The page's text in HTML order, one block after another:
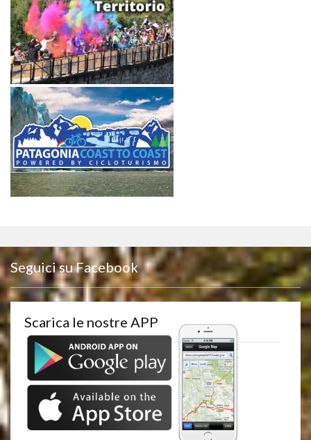
Seguici su Facebook
Scarica le nostre APP